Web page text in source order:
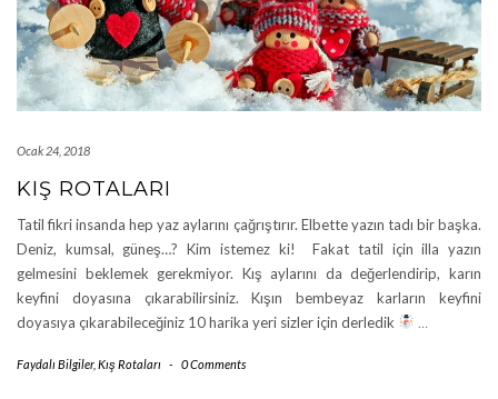
Ocak 24, 2018
KIŞ ROTALARI
Tatil fikri insanda hep yaz aylarını çağrıştırır. Elbette yazın tadı bir başka.
Deniz, kumsal, güneş…? Kim istemez ki! Fakat tatil için illa yazın
gelmesini beklemek gerekmiyor. Kış aylarını da değerlendirip, karın
keyfini doyasına çıkarabilirsiniz. Kışın bembeyaz karların keyfini
doyasıya çıkarabileceğiniz 10 harika yeri sizler için derledik
…
Faydalı Bilgiler, Kış Rotaları - 0 Comments